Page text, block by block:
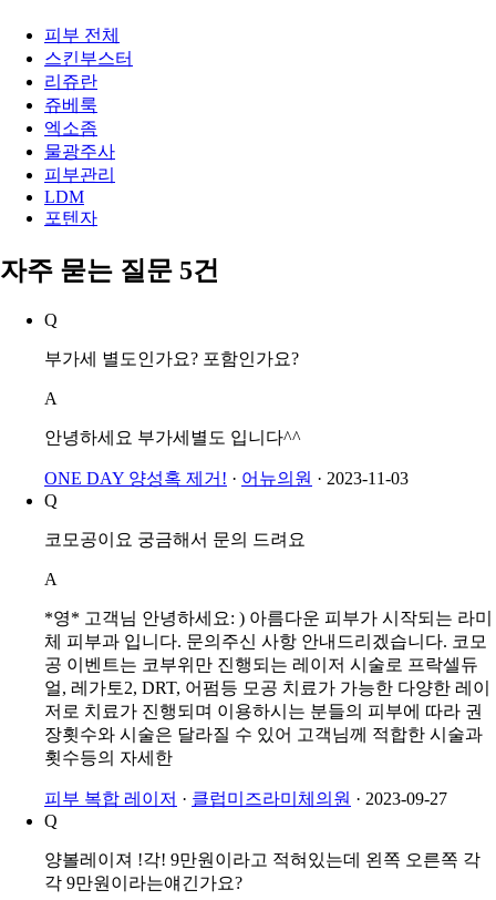
피부 전체
스킨부스터
리쥬란
쥬베룩
엑소좀
물광주사
피부관리
LDM
포텐자
자주 묻는 질문 5건
Q
부가세 별도인가요? 포함인가요?
A
안녕하세요 부가세별도 입니다^^
ONE DAY 양성혹 제거! · 어뉴의원 · 2023-11-03
Q
코모공이요 궁금해서 문의 드려요
A
*영* 고객님 안녕하세요: ) 아름다운 피부가 시작되는 라미
체 피부과 입니다. 문의주신 사항 안내드리겠습니다. 코모
공 이벤트는 코부위만 진행되는 레이저 시술로 프락셀듀
얼, 레가토2, DRT, 어펌등 모공 치료가 가능한 다양한 레이
저로 치료가 진행되며 이용하시는 분들의 피부에 따라 권
장횟수와 시술은 달라질 수 있어 고객님께 적합한 시술과
횟수등의 자세한
피부 복합 레이저 · 클럽미즈라미체의원 · 2023-09-27
Q
양볼레이져 !각! 9만원이라고 적혀있는데 왼쪽 오른쪽 각
각 9만원이라는얘긴가요?